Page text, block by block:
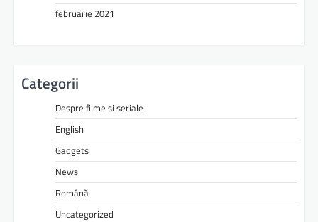
februarie 2021
Categorii
Despre filme si seriale
English
Gadgets
News
Română
Uncategorized